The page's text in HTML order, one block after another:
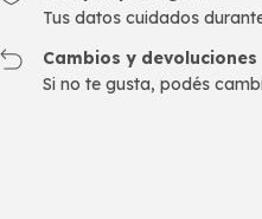
Tus datos cuidados
Cambios y devoluciones
Si no te gusta, podés